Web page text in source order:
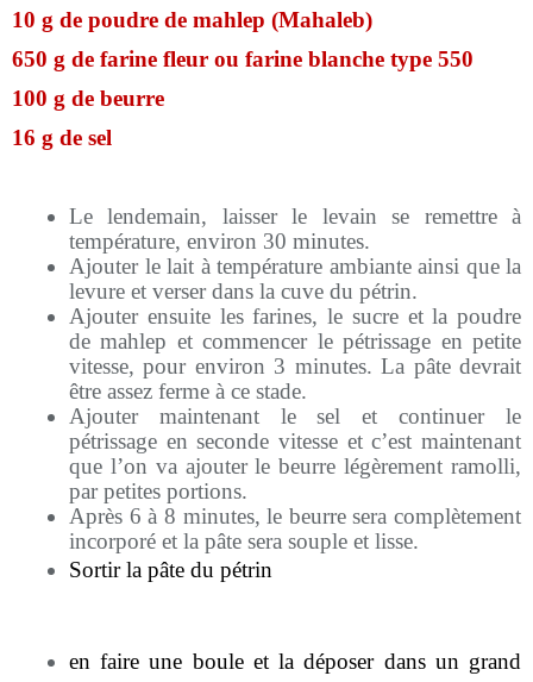
10 g de poudre de mahlep (Mahaleb)
650 g de farine fleur ou farine blanche type 550
100 g de beurre
16 g de sel
Le lendemain, laisser le levain se remettre à
température, environ 30 minutes.
Ajouter le lait à température ambiante ainsi que la
levure et verser dans la cuve du pétrin.
Ajouter ensuite les farines, le sucre et la poudre
de mahlep et commencer le pétrissage en petite
vitesse, pour environ 3 minutes. La pâte devrait
être assez ferme à ce stade.
Ajouter maintenant le sel et continuer le
pétrissage en seconde vitesse et c’est maintenant
que l’on va ajouter le beurre légèrement ramolli,
par petites portions.
Après 6 à 8 minutes, le beurre sera complètement
incorporé et la pâte sera souple et lisse.
Sortir la pâte du pétrin
en faire une boule et la déposer dans un grand